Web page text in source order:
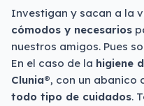
Investigan y sacan a la
cómodos y necesarios
nuestros amigos. Pues
En el caso de la higiene
Clunia®, con un abanico
todo tipo de cuidados.